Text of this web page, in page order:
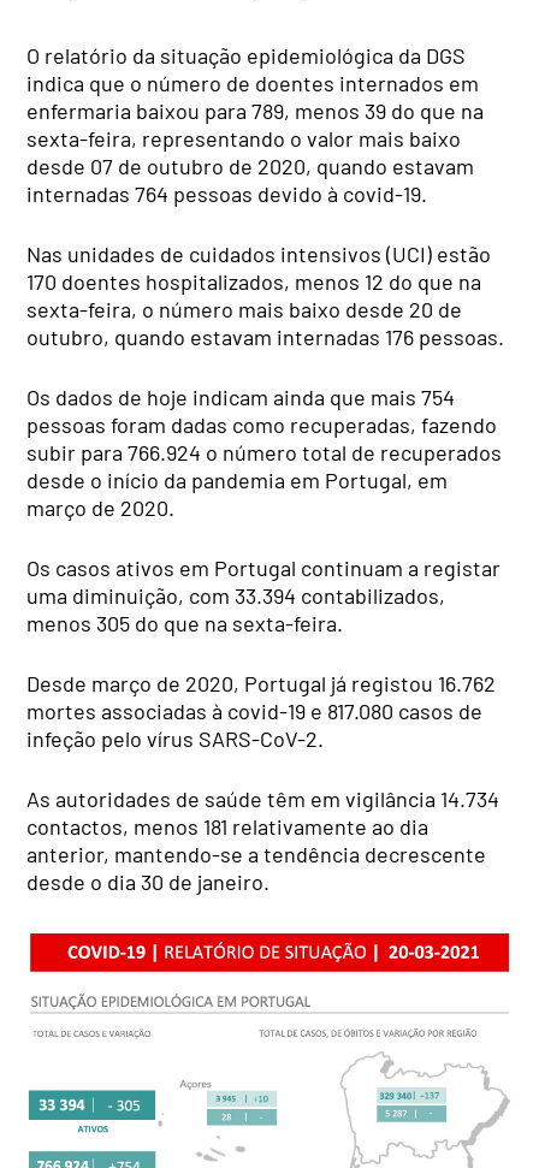
O relatório da situação epidemiológica da DGS
indica que o número de doentes internados em
enfermaria baixou para 789, menos 39 do que na
sexta-feira, representando o valor mais baixo
desde 07 de outubro de 2020, quando estavam
internadas 764 pessoas devido à covid-19.
Nas unidades de cuidados intensivos (UCI) estão
170 doentes hospitalizados, menos 12 do que na
sexta-feira, o número mais baixo desde 20 de
outubro, quando estavam internadas 176 pessoas.
Os dados de hoje indicam ainda que mais 754
pessoas foram dadas como recuperadas, fazendo
subir para 766.924 o número total de recuperados
desde o início da pandemia em Portugal, em
março de 2020.
Os casos ativos em Portugal continuam a registar
uma diminuição, com 33.394 contabilizados,
menos 305 do que na sexta-feira.
Desde março de 2020, Portugal já registou 16.762
mortes associadas à covid-19 e 817.080 casos de
infeção pelo vírus SARS-CoV-2.
As autoridades de saúde têm em vigilância 14.734
contactos, menos 181 relativamente ao dia
anterior, mantendo-se a tendência decrescente
desde o dia 30 de janeiro.